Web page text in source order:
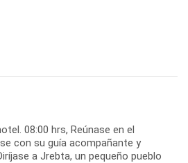
08:00 hrs, Reúnase en el
con su guía acompañante y
a Jrebta, un pequeño pueblo